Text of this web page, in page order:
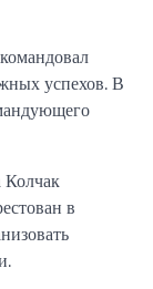
успехов. В
в